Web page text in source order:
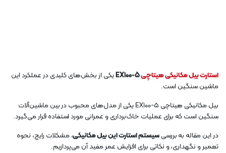
استارت بیل مکانیکی هیتاچیEX100-5
یکی از بخش‌های کلیدی در عملکرد این
ماشین سنگین است.
بیل مکانیکی هیتاچی EX100-5 یکی از مدل‌های محبوب در بین ماشین‌آلات
سنگین است که برای عملیات خاک‌برداری و عمرانی مورد استفاده قرار می‌گیرد.
در این مقاله به بررسیسیستم استارت این بیل مکانیکی، مشکلات رایج، نحوه
تعمیر و نگهداری، و نکاتی برای افزایش عمر مفید آن می‌پردازیم.